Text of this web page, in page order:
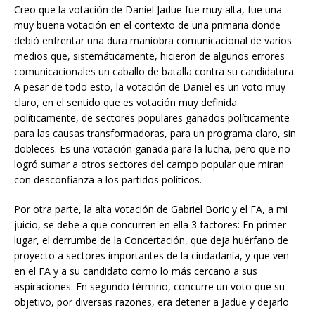
Creo que la votación de Daniel Jadue fue muy alta, fue una
muy buena votación en el contexto de una primaria donde
debió enfrentar una dura maniobra comunicacional de varios
medios que, sistemáticamente, hicieron de algunos errores
comunicacionales un caballo de batalla contra su candidatura.
A pesar de todo esto, la votación de Daniel es un voto muy
claro, en el sentido que es votación muy definida
políticamente, de sectores populares ganados políticamente
para las causas transformadoras, para un programa claro, sin
dobleces. Es una votación ganada para la lucha, pero que no
logró sumar a otros sectores del campo popular que miran
con desconfianza a los partidos políticos.
Por otra parte, la alta votación de Gabriel Boric y el FA, a mi
juicio, se debe a que concurren en ella 3 factores: En primer
lugar, el derrumbe de la Concertación, que deja huérfano de
proyecto a sectores importantes de la ciudadanía, y que ven
en el FA y a su candidato como lo más cercano a sus
aspiraciones. En segundo término, concurre un voto que su
objetivo, por diversas razones, era detener a Jadue y dejarlo